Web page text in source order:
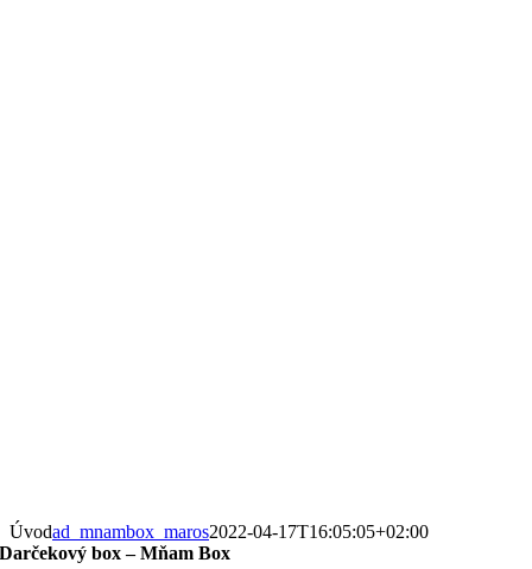
Úvodad_mnambox_maros2022-04-17T16:05:05+02:00
Darčekový box – Mňam Box